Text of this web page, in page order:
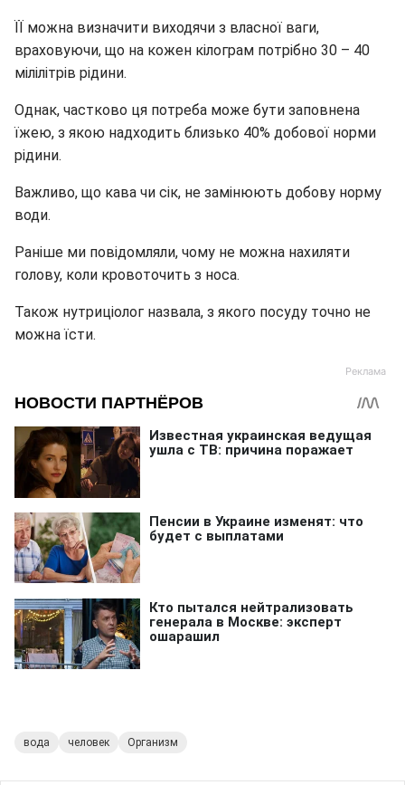
ЇЇ можна визначити виходячи з власної ваги,
враховуючи, що на кожен кілограм потрібно 30 – 40
мілілітрів рідини.
Однак, частково ця потреба може бути заповнена
їжею, з якою надходить близько 40% добової норми
рідини.
Важливо, що кава чи сік, не замінюють добову норму
води.
Раніше ми повідомляли, чому не можна нахиляти
голову, коли кровоточить з носа.
Також нутриціолог назвала, з якого посуду точно не
можна їсти.
вода человек Организм